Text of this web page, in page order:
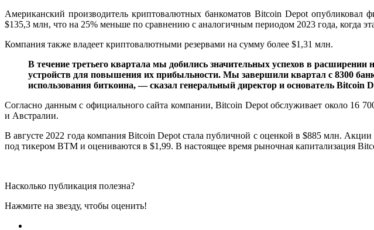
Американский производитель криптовалютных банкоматов Bitcoin Depot опубликовал
$135,3 млн, что на 25% меньше по сравнению с аналогичным периодом 2023 года, когда
Компания также владеет криптовалютными резервами на сумму более $1,31 млн.
В течение третьего квартала мы добились значительных успехов в
устройств для повышения их прибыльности. Мы завершили квартал с 8300
использования биткоина, — сказал генеральный директор и основатель Bitcoin
Согласно данным с официального сайта компании, Bitcoin Depot обслуживает около 16
и Австралии.
В августе 2022 года компания Bitcoin Depot стала публичной с оценкой в $885 млн.
под тикером BTM и оцениваются в $1,99. В настоящее время рыночная капитализация
Насколько публикация полезна?
Нажмите на звезду, чтобы оценить!